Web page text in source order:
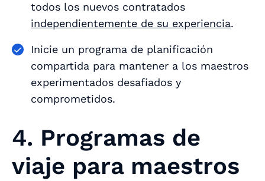
todos los nuevos contratados
independientemente de su experiencia.
Inicie un programa de planificación
compartida para mantener a los maestros
experimentados desafiados y
comprometidos.
4. Programas de
viaje para maestros